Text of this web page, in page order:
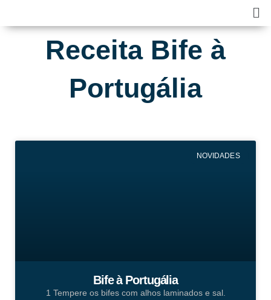
content
Receita Bife à
Portugália
NOVIDADES
Bife à Portugália
1 Tempere os bifes com alhos laminados e sal.